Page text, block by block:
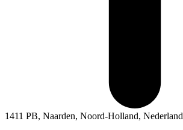
1411 PB, Naarden, Noord-Holland, Nederland